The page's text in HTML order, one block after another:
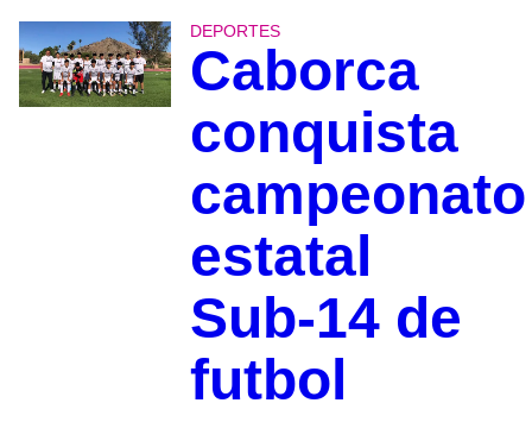
DEPORTES
Caborca
conquista
campeonato
estatal
Sub-14 de
futbol